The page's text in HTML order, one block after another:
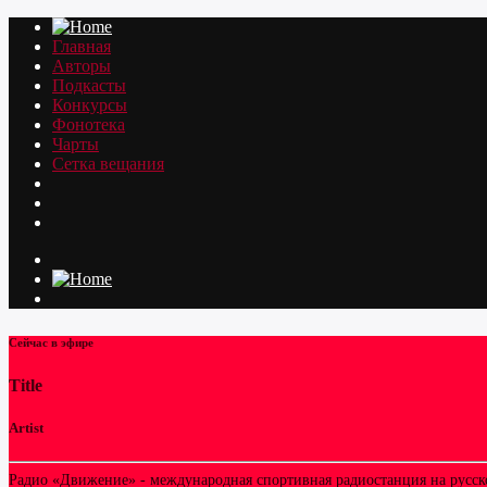
Главная
Авторы
Подкасты
Конкурсы
Фонотека
Чарты
Сетка вещания
Сейчас в эфире
Title
Artist
Радио «Движение» - международная спортивная радиостанция на